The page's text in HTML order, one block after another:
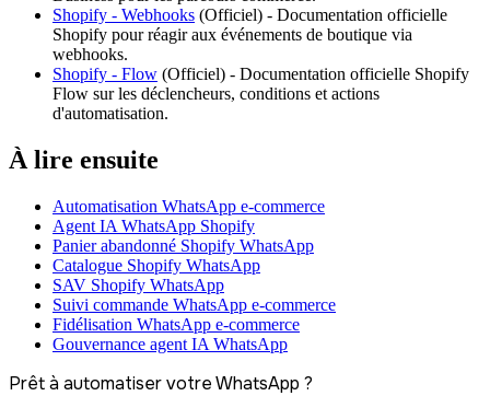
Shopify - Webhooks (Officiel) - Documentation officielle
Shopify pour réagir aux événements de boutique via
webhooks.
Shopify - Flow (Officiel) - Documentation officielle Shopify
Flow sur les déclencheurs, conditions et actions
d'automatisation.
À lire ensuite
Automatisation WhatsApp e-commerce
Agent IA WhatsApp Shopify
Panier abandonné Shopify WhatsApp
Catalogue Shopify WhatsApp
SAV Shopify WhatsApp
Suivi commande WhatsApp e-commerce
Fidélisation WhatsApp e-commerce
Gouvernance agent IA WhatsApp
Prêt à automatiser votre WhatsApp ?